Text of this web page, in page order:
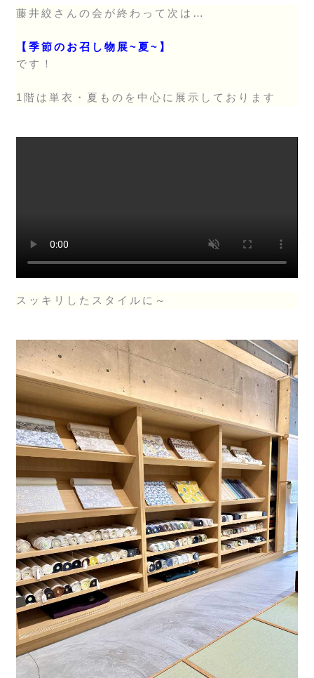
藤井絞さんの会が終わって次は…
【季節のお召し物展~夏~】
です！
1階は単衣・夏ものを中心に展示しております
スッキリしたスタイルに～